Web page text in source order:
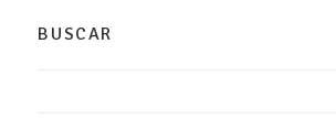
BUSCAR